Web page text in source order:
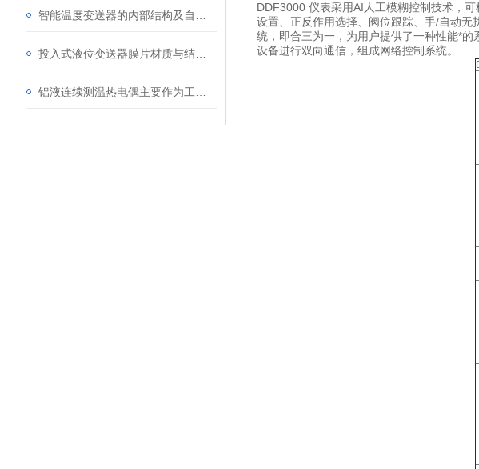
DDF3000 仪表采用AI人工模糊控制技术，
设置、正反作用选择、阀位跟踪、手/自动
统，即合三为一，为用户提供了一种性能*
设备进行双向通信，组成网络控制系统。